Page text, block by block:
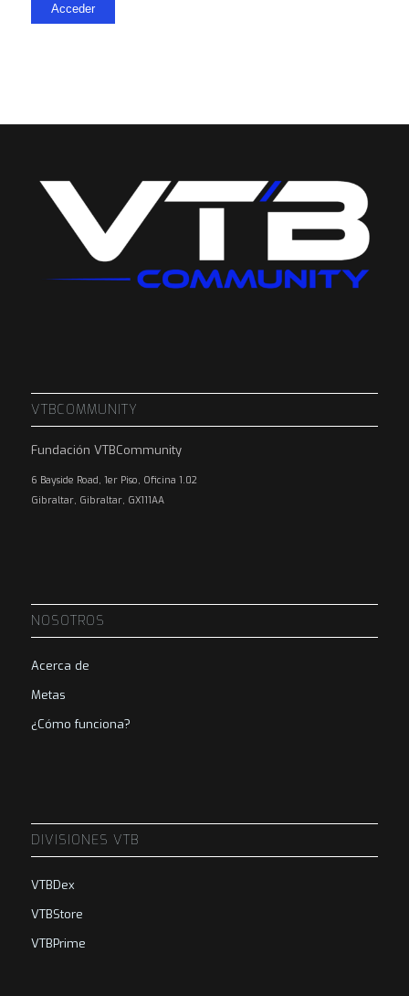
Acceder
VTBCOMMUNITY
Fundación VTBCommunity
6 Bayside Road, 1er Piso, Oficina 1.02
Gibraltar, Gibraltar, GX111AA
NOSOTROS
Acerca de
Metas
¿Cómo funciona?
DIVISIONES VTB
VTBDex
VTBStore
VTBPrime